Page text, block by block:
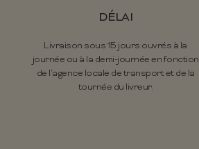
DÉLAI
Livraison sous 15 jours ouvrés à la
journée ou à la demi-journée en fonction
de l’agence locale de transport et de la
tournée du livreur.